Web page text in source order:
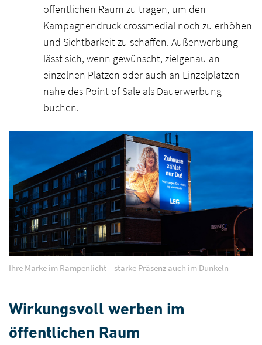
öffentlichen Raum zu tragen, um den
Kampagnendruck crossmedial noch zu erhöhen
und Sichtbarkeit zu schaffen. Außenwerbung
lässt sich, wenn gewünscht, zielgenau an
einzelnen Plätzen oder auch an Einzelplätzen
nahe des Point of Sale als Dauerwerbung
buchen.
Ihre Marke im Rampenlicht – starke Präsenz auch im Dunkeln
Wirkungsvoll werben im
öffentlichen Raum